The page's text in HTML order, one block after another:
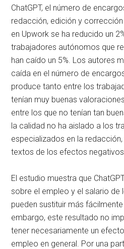
ChatGPT, el número de
redacción, edición y
en Upwork se ha reducido un
trabajadores autónomos que
han caído un 5%. Los autores
caída en el número de
produce tanto entre los
tenían muy buenas
entre los que no tenían tan
la calidad no ha aislado a los
especializados en la
textos de los efectos negativos
El estudio muestra que
sobre el empleo y el salario de
pueden sustituir más
embargo, este resultado no
tener necesariamente un
empleo en general. Por una